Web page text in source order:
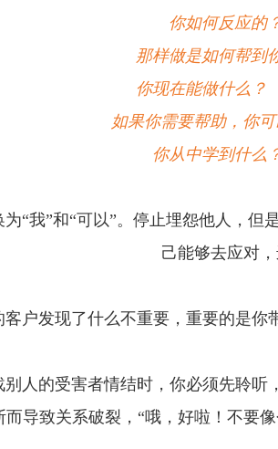
你如何反应的
那样做是如何帮到
你现在能做什么？
如果你需要帮助，你
你从中学到什么
为“我”和“可以”。停止埋怨他人，
己能够去应对
客户发现了什么不重要，重要的是你
人的受害者情结时，你必须先聆
而导致关系破裂，“哦，好啦！不要